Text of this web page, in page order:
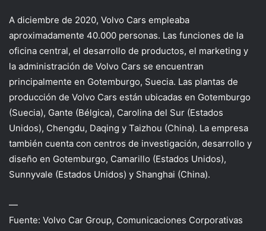
A diciembre de 2020, Volvo Cars empleaba
aproximadamente 40.000 personas. Las funciones de la
oficina central, el desarrollo de productos, el marketing y
la administración de Volvo Cars se encuentran
principalmente en Gotemburgo, Suecia. Las plantas de
producción de Volvo Cars están ubicadas en Gotemburgo
(Suecia), Gante (Bélgica), Carolina del Sur (Estados
Unidos), Chengdu, Daqing y Taizhou (China). La empresa
también cuenta con centros de investigación, desarrollo y
diseño en Gotemburgo, Camarillo (Estados Unidos),
Sunnyvale (Estados Unidos) y Shanghai (China).
—
Fuente: Volvo Car Group, Comunicaciones Corporativas